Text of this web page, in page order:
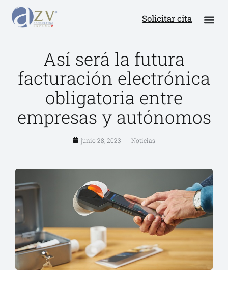
Solicitar cita
Así será la futura
facturación electrónica
obligatoria entre
empresas y autónomos
junio 28, 2023 Noticias